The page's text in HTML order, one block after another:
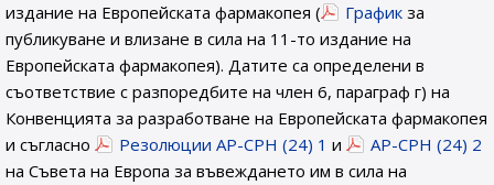
издание на Европейската фармакопея (
График за
публикуване и влизане в сила на 11-то издание на
Европейската фармакопея). Датите са определени в
съответствие с разпоредбите на член 6, параграф г) на
Конвенцията за разработване на Европейската фармакопея
и съгласно
Резолюции AP-CPH (24) 1 и
AP-CPH (24) 2
на Съвета на Европа за въвеждането им в сила на